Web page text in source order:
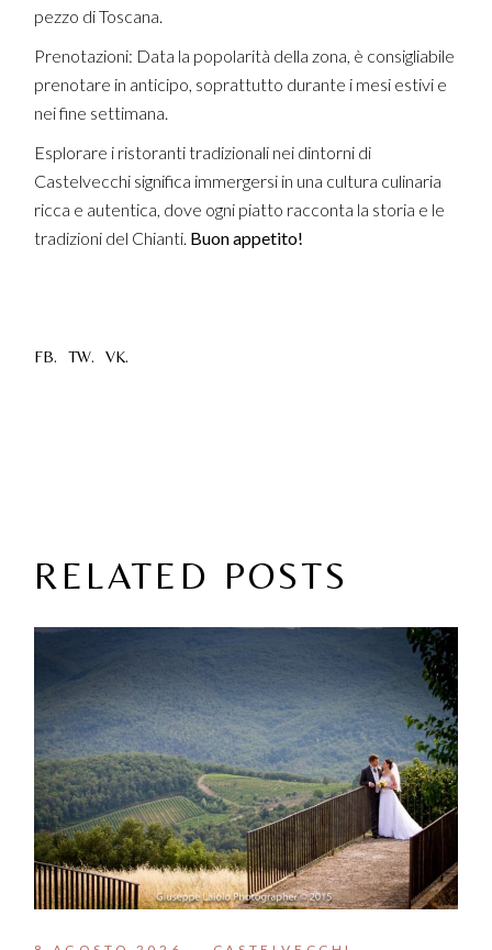
pezzo di Toscana.
Prenotazioni: Data la popolarità della zona, è consigliabile
prenotare in anticipo, soprattutto durante i mesi estivi e
nei fine settimana.
Esplorare i ristoranti tradizionali nei dintorni di
Castelvecchi significa immergersi in una cultura culinaria
ricca e autentica, dove ogni piatto racconta la storia e le
tradizioni del Chianti. Buon appetito!
FB. TW. VK.
RELATED POSTS